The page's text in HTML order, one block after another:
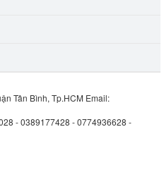
Tân Bình, Tp.HCM Email:
- 0389177428 - 0774936628 -